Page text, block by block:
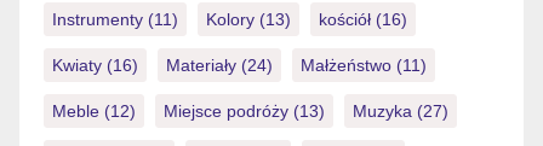
Instrumenty (11) Kolory (13) kościół (16)
Kwiaty (16) Materiały (24) Małżeństwo (11)
Meble (12) Miejsce podróży (13) Muzyka (27)